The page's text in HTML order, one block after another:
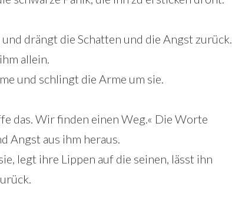
drängt die Schatten und die Angst zurück.
allein.
und schlingt die Arme um sie.
das. Wir finden einen Weg.« Die Worte
Angst aus ihm heraus.
legt ihre Lippen auf die seinen, lässt ihn